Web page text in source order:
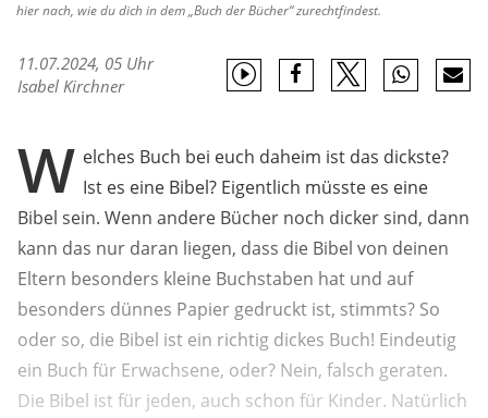
hier nach, wie du dich in dem „Buch der Bücher“ zurechtfindest.
11.07.2024, 05 Uhr
Isabel Kirchner
W elches Buch bei euch daheim ist das dickste?
Ist es eine Bibel? Eigentlich müsste es eine
Bibel sein. Wenn andere Bücher noch dicker sind, dann
kann das nur daran liegen, dass die Bibel von deinen
Eltern besonders kleine Buchstaben hat und auf
besonders dünnes Papier gedruckt ist, stimmts? So
oder so, die Bibel ist ein richtig dickes Buch! Eindeutig
ein Buch für Erwachsene, oder? Nein, falsch geraten.
Die Bibel ist für jeden, auch schon für Kinder. Natürlich